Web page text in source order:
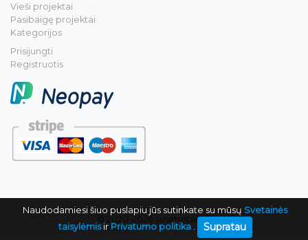
Naudodamiesi šiuo puslapiu jūs sutinkate su mūsų Svetainės
taisylėmisir Privatumo politika Supratau
Vieši projektai
Pasibaigę projektai
Kategorijos
Prisijungti
Registruotis
© 2020-2026 susimetam.lt